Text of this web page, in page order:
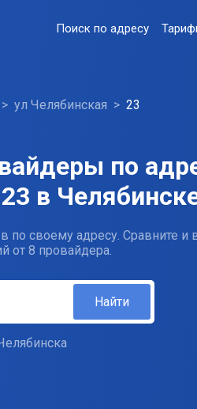
Поиск по адресу
ул Челябинская 23
по
в
по своему адресу. Сравните и
от 8 провайдера.
Найти